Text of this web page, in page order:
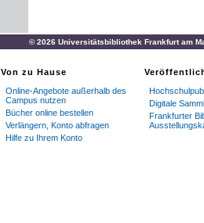
© 2026 Universitätsbibliothek Frankfurt am
Von zu Hause
Online-Angebote außerhalb des
Campus nutzen
Bücher online bestellen
Verlängern, Konto abfragen
Hilfe zu Ihrem Konto
Digitale
Frankfurter